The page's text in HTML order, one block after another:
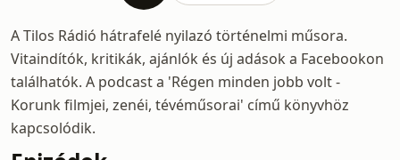
A Tilos Rádió hátrafelé nyilazó történelmi műsora.
Vitaindítók, kritikák, ajánlók és új adások a Facebookon
találhatók. A podcast a 'Régen minden jobb volt -
Korunk filmjei, zenéi, tévéműsorai' című könyvhöz
kapcsolódik.